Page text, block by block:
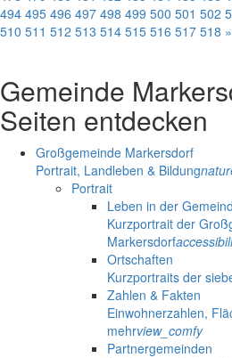
494 495 496 497 498 499 500 501 502
510 511 512 513 514 515 516 517 518 »
Gemeinde
Seiten entdecken
Großgemeinde Markersdorf
Portrait, Landleben & Bildung
Portrait
Leben in der
Kurzportrait der
Markersdorf
Ortschaften
Kurzportraits der
Zahlen & Fakten
Einwohnerzahlen,
mehrview_comfy
Partnergemeinden